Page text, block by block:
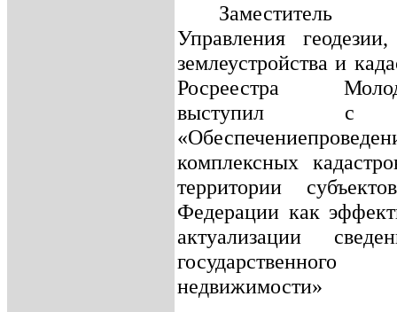
Заместитель
Управления
землеустройства и
Росреестра
выступил с
комплексных
территории
Федерации как
актуализации
недвижимости»